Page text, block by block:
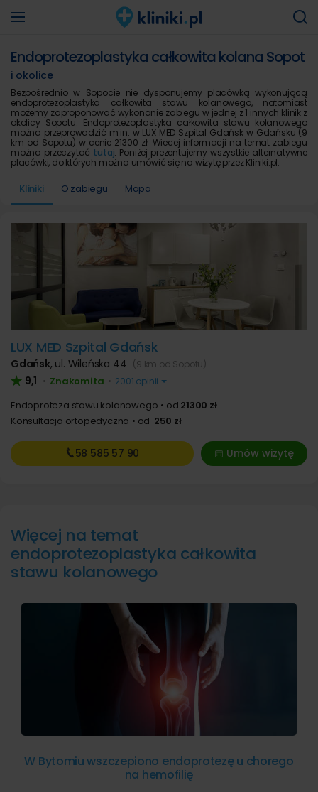
Endoprotezoplastyka całkowita kolana Sopot
i okolice
Bezpośrednio w Sopocie nie dysponujemy placówką wykonującą
endoprotezoplastyka całkowita stawu kolanowego, natomiast
możemy zaproponować wykonanie zabiegu w jednej z 1 innych klinik z
okolicy Sopotu. Endoprotezoplastyka całkowita stawu kolanowego
można przeprowadzić m.in. w LUX MED Szpital Gdańsk w Gdańsku (9
km od Sopotu) w cenie 21300 zł. Wiecej informacji na temat zabiegu
można przeczytać tutaj. Poniżej prezentujemy wszystkie alternatywne
placówki, do których można umówić się na wizytę przez Kliniki.pl.
Kliniki O zabiegu Mapa
LUX MED Szpital Gdańsk
Gdańsk, ul. Wileńska 44 (9 km od Sopotu)
9,1 • Znakomita • 2001 opinii
Endoproteza stawu kolanowego od 21300 zł
Konsultacja ortopedyczna
od 250 zł
Umów wizytę
58 585 57 90
Więcej na temat
endoprotezoplastyka całkowita
stawu kolanowego
W Bytomiu wszczepiono endoprotezę u chorego
na hemofilię